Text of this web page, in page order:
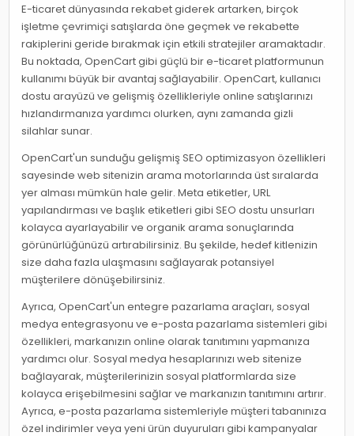
E-ticaret dünyasında rekabet giderek artarken, birçok
işletme çevrimiçi satışlarda öne geçmek ve rekabette
rakiplerini geride bırakmak için etkili stratejiler aramaktadır.
Bu noktada, OpenCart gibi güçlü bir e-ticaret platformunun
kullanımı büyük bir avantaj sağlayabilir. OpenCart, kullanıcı
dostu arayüzü ve gelişmiş özellikleriyle online satışlarınızı
hızlandırmanıza yardımcı olurken, aynı zamanda gizli
silahlar sunar.
OpenCart'un sunduğu gelişmiş SEO optimizasyon özellikleri
sayesinde web sitenizin arama motorlarında üst sıralarda
yer alması mümkün hale gelir. Meta etiketler, URL
yapılandırması ve başlık etiketleri gibi SEO dostu unsurları
kolayca ayarlayabilir ve organik arama sonuçlarında
görünürlüğünüzü artırabilirsiniz. Bu şekilde, hedef kitlenizin
size daha fazla ulaşmasını sağlayarak potansiyel
müşterilere dönüşebilirsiniz.
Ayrıca, OpenCart'un entegre pazarlama araçları, sosyal
medya entegrasyonu ve e-posta pazarlama sistemleri gibi
özellikleri, markanızın online olarak tanıtımını yapmanıza
yardımcı olur. Sosyal medya hesaplarınızı web sitenize
bağlayarak, müşterilerinizin sosyal platformlarda size
kolayca erişebilmesini sağlar ve markanızın tanıtımını artırır.
Ayrıca, e-posta pazarlama sistemleriyle müşteri tabanınıza
özel indirimler veya yeni ürün duyuruları gibi kampanyalar